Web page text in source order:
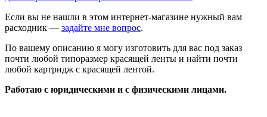
Если вы не нашли в этом интернет-магазине нужный вам
расходник — задайте мне вопрос.
По вашему описанию я могу изготовить для вас под заказ
почти любой типоразмер красящей ленты и найти почти
любой картридж с красящей лентой.
Работаю с юридическими и с физическими лицами.